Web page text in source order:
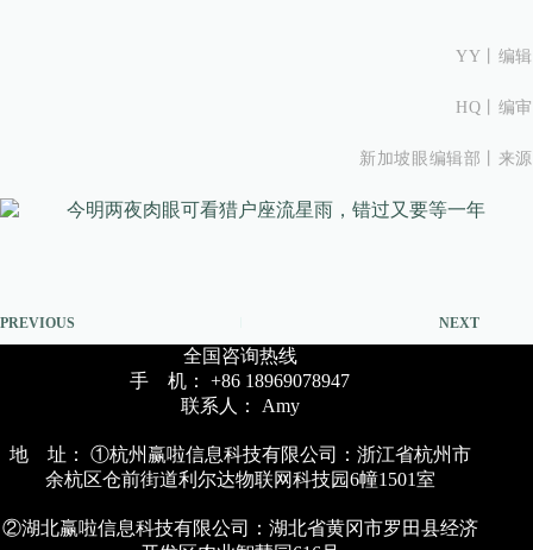
YY丨 编辑
HQ丨 编审
新加坡眼编辑部丨来源
PREVIOUS NEXT
全国咨询热线
手 机： +86 18969078947
联系人： Amy
地 址： ①杭州赢啦信息科技有限公司：浙江省杭州市
余杭区仓前街道利尔达物联网科技园6幢1501室
②湖北赢啦信息科技有限公司：湖北省黄冈市罗田县经济